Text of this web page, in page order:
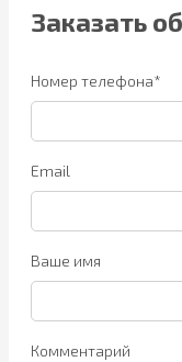
Заказать
Номер телефона*
Email
Ваше имя
Комментарий